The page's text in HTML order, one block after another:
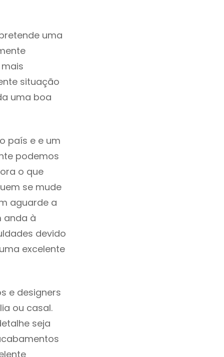
uma
situação
uma boa
país e e um
podemos
o que
se mude
aguarde a
anda à
devido
excelente
e designers
ou casal.
seja